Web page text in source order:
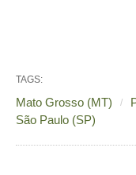
TAGS:
Mato Grosso (MT)
São Paulo (SP)